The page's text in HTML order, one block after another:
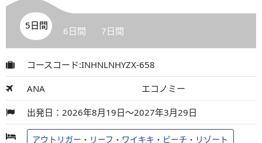
5日間 6日間 7日間
コースコード:INHNLNHYZX-658
ANA エコノミー
出発日：2026年8月19日～2027年3月29日
アウトリガー・リーフ・ワイキキ・ビーチ・リゾート